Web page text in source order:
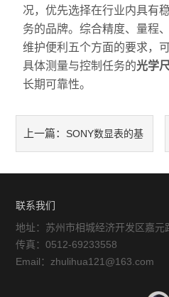
金相显微镜
刀具预调系列
白光干涉仪
自动测高仪系列
仪器仪表
交通运输
况，优先选择在行业内具有
务的品牌。综合精度、量程
维护便利五个方面的要求，
具体测量与控制任务的光学尺
长期可靠性。
上一篇： SONY数显表的基
联系我们
地址：苏州市相城经济开发区嘉
传真：0512-69233558
Email：zhulihua121@163.com